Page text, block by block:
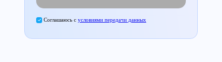
Соглашаюсь с условиями передачи данных